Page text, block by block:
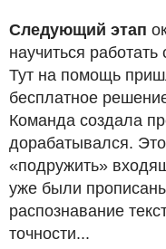
Следующий этап
научиться
Тут на помощь
бесплатное
Команда создала
дорабатывался.
«подружить»
уже были
распознавание
точности...